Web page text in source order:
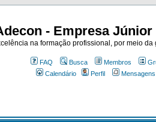
- Empresa
na formação profissional, por meio
FAQ Busca Membros
Calendário
Perfil